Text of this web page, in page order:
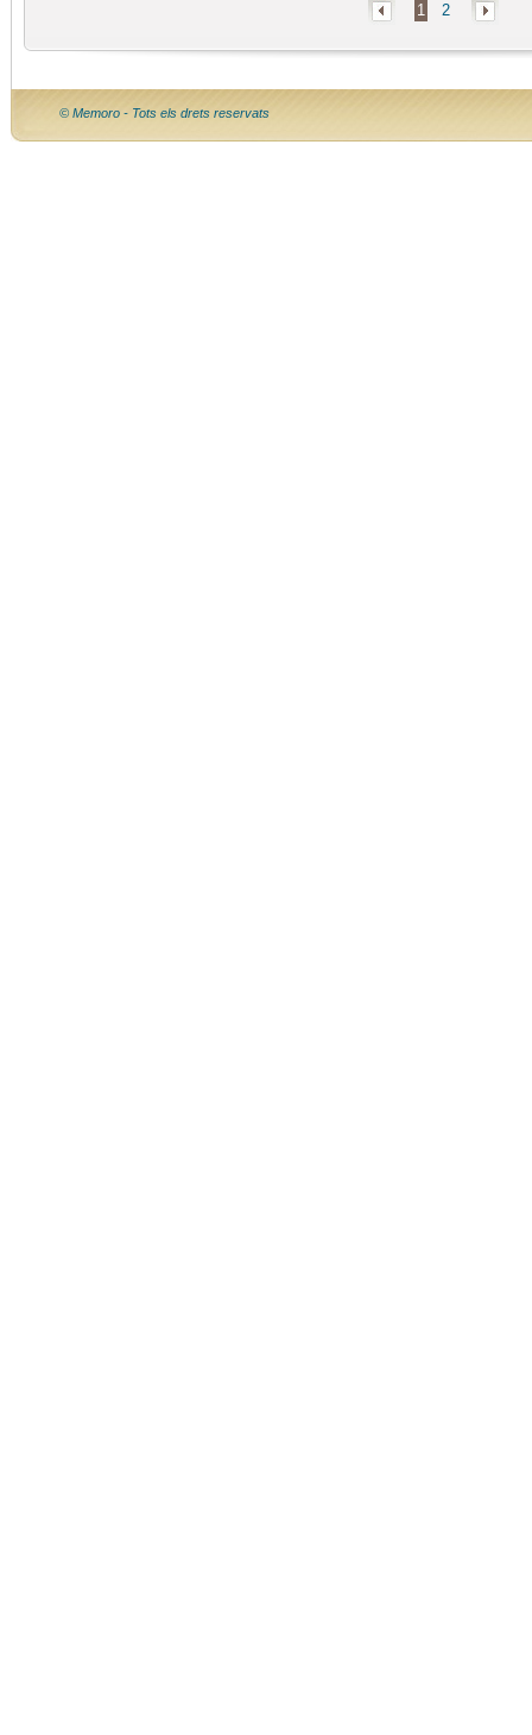
1 2
© Memoro - Tots els drets reservats